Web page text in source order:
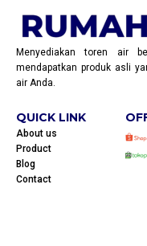
Menyediakan toren air
mendapatkan produk asli
air Anda.
QUICK LINK
About us
Product
Blog
Contact